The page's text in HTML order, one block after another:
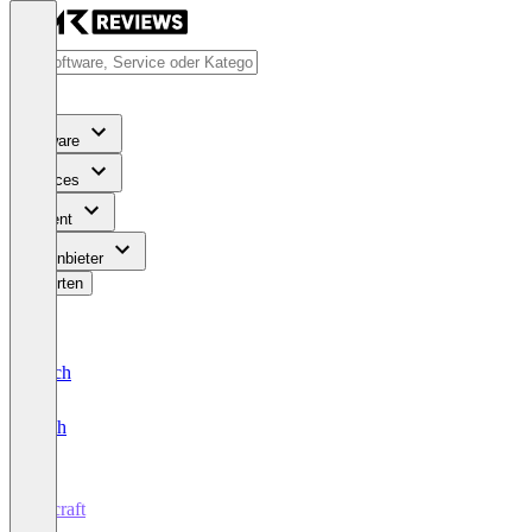
Software
Services
Content
Für Anbieter
Bewerten
Deutsch
English
Recraft